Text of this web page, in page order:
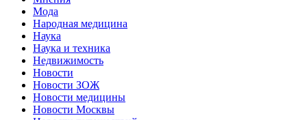
Мода
Народная медицина
Наука
Наука и техника
Недвижимость
Новости
Новости ЗОЖ
Новости медицины
Новости Москвы